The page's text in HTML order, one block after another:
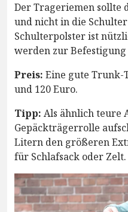
Der Trageriemen sollte
und nicht in die
Schulterpolster ist
werden zur
Preis: Eine gute Trunk-
und 120 Euro.
Tipp: Als ähnlich teure
Gepäckträgerrolle
Litern den größeren
für Schlafsack oder Zelt.